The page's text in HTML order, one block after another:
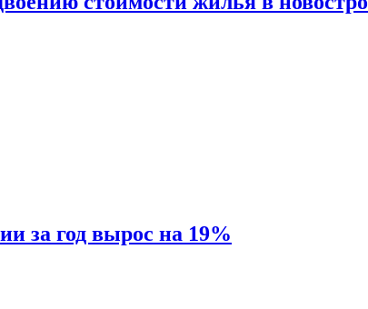
за год вырос на 19%